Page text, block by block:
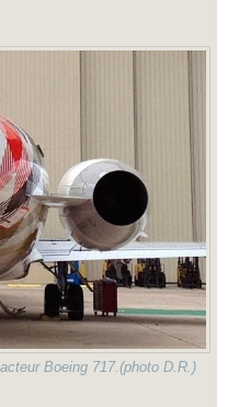
Boeing 717.(photo D.R.)